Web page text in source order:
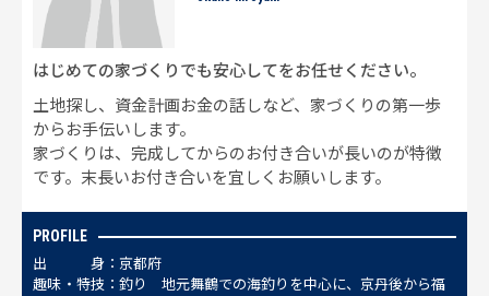
はじめての家づくりでも安心してをお任せください。
土地探し、資金計画お金の話しなど、家づくりの第一歩
からお手伝いします。
家づくりは、完成してからのお付き合いが長いのが特徴
です。末長いお付き合いを宜しくお願いします。
PROFILE
出 身
京都府
趣味 ・ 特技
釣り 地元舞鶴での海釣りを中心に、京丹後から福